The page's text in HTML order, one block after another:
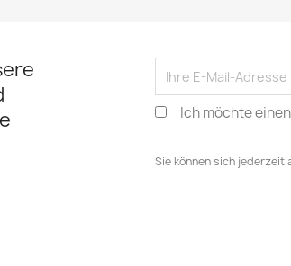
Ich möchte
Sie können sich jederzeit